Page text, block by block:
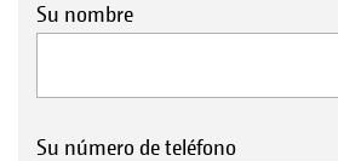
Su nombre
Su número de teléfono